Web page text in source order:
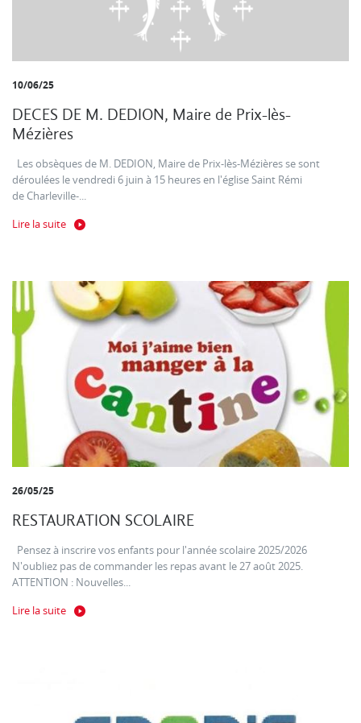
10/06/25
DECES DE M. DEDION, Maire de Prix-lès-
Mézières
Les obsèques de M. DEDION, Maire de Prix-lès-Mézières se sont
déroulées le vendredi 6 juin à 15 heures en l'église Saint Rémi
de Charleville-...
Lire la suite
26/05/25
RESTAURATION SCOLAIRE
Pensez à inscrire vos enfants pour l'année scolaire 2025/2026
N'oubliez pas de commander les repas avant le 27 août 2025.
ATTENTION : Nouvelles...
Lire la suite